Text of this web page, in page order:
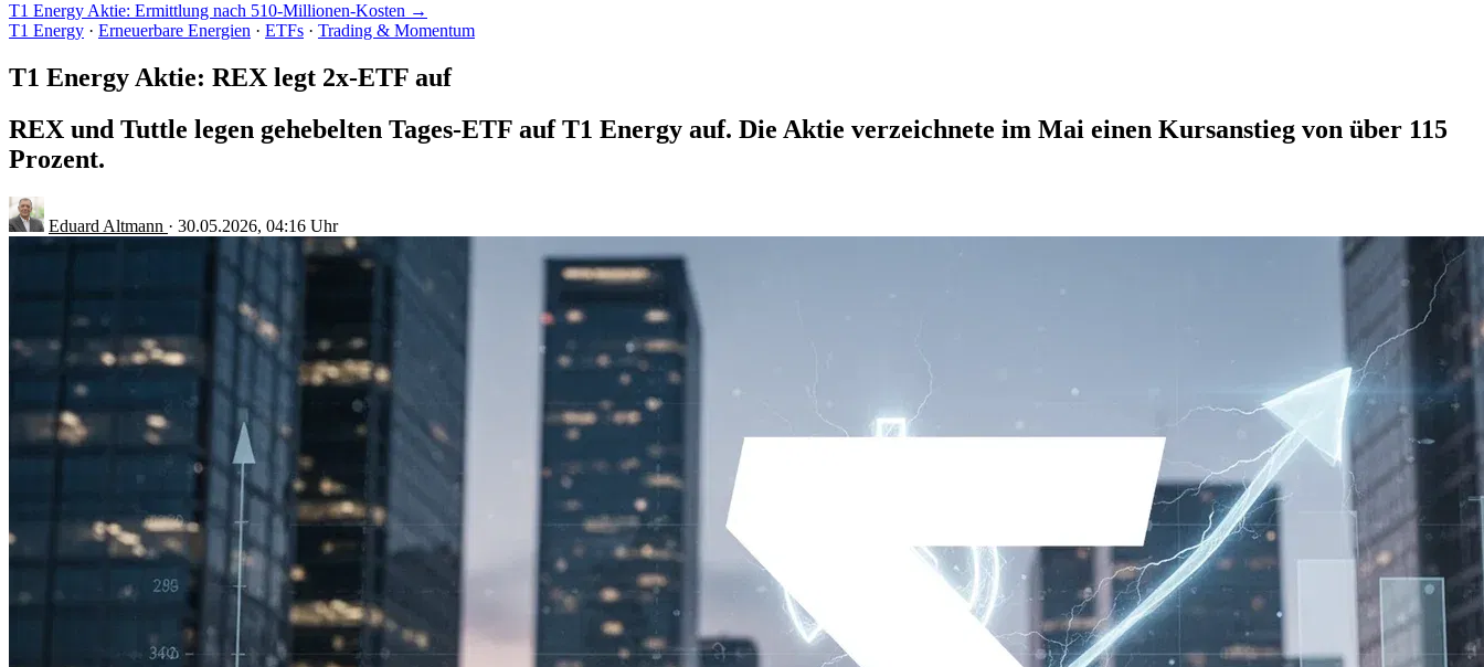
T1 Energy Aktie: Ermittlung nach 510-Millionen-Kosten →
T1 Energy · Erneuerbare Energien · ETFs · Trading & Momentum
T1 Energy Aktie: REX legt 2x-ETF auf
REX und Tuttle legen gehebelten Tages-ETF auf T1 Energy auf. Die Aktie verzeichnete im Mai einen Kursanstieg von über 115
Prozent.
Eduard Altmann · 30.05.2026, 04:16 Uhr